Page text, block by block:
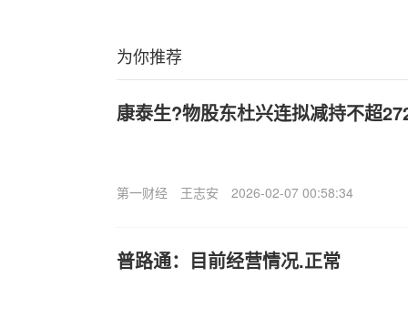
为你推荐
康泰生?物股东杜兴连拟减持不超
第一财经 王志安 2026-02-07 00:58:34
普路通：目前经营情况.正常